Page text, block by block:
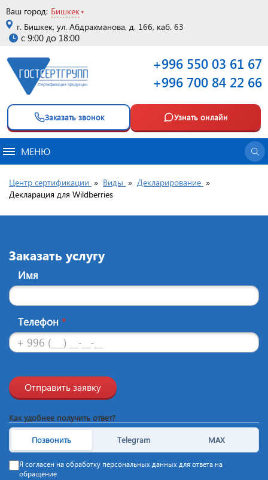
Ваш город: Бишкек
г. Бишкек, ул. Абдрахманова, д. 166, каб. 63
с 9:00 до 18:00
+996 550 03 61 67
+996 700 84 22 66
Заказать звонок Узнать онлайн
МЕНЮ
Центр сертификации » Виды » Декларирование »
Декларация для Wildberries
Заказать услугу
Имя
Телефон *
Отправить заявку
Как удобнее получить ответ?
Позвонить Telegram MAX
Я согласен на обработку персональных данных для ответа на
обращение